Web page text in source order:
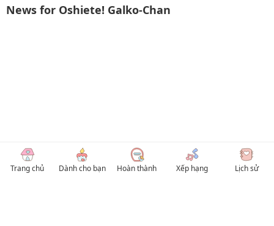
Trang chủ Dành cho bạn Hoàn thành Xếp hạng Lịch sử
News for Oshiete! Galko-Chan